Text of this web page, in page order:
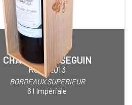
CHÂTEAU DE SEGUIN
Red • 2013
BORDEAUX SUPERIEUR
6 l Impériale